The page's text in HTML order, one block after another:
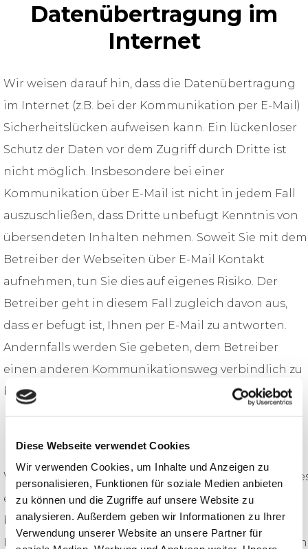
Diese Webseite verwendet Cookies
Wir verwenden Cookies, um Inhalte und Anzeigen zu
personalisieren, Funktionen für soziale Medien anbieten
zu können und die Zugriffe auf unsere Website zu
analysieren. Außerdem geben wir Informationen zu Ihrer
Verwendung unserer Website an unsere Partner für
Datenübertragung im
Internet
Wir weisen darauf hin, dass die Datenübertragung
im Internet (z.B. bei der Kommunikation per E-Mail)
Sicherheitslücken aufweisen kann. Ein lückenloser
Schutz der Daten vor dem Zugriff durch Dritte ist
nicht möglich. Insbesondere bei einer
Kommunikation über E-Mail ist nicht in jedem Fall
auszuschließen, dass Dritte unbefugt Kenntnis von
übersendeten Inhalten nehmen. Soweit Sie mit dem
Betreiber der Webseiten über E-Mail Kontakt
aufnehmen, tun Sie dies auf eigenes Risiko. Der
Betreiber geht in diesem Fall zugleich davon aus,
dass er befugt ist, Ihnen per E-Mail zu antworten.
Andernfalls werden Sie gebeten, dem Betreiber
einen anderen Kommunikationsweg verbindlich zu
benennen.
Wir setzen auf unserer Seite möglichst keine
ein. Soweit sich dies aber nicht vermeiden lässt
bitten wir um Kenntnisnahme der folgenden
Hinweise. Um Ihnen bei einem wiederholten Besuch